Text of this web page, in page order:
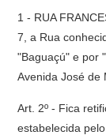
1 - RUA
7, a Rua
"Baguaçú" e por
Avenida José de
Art. 2º - Fica
estabelecida